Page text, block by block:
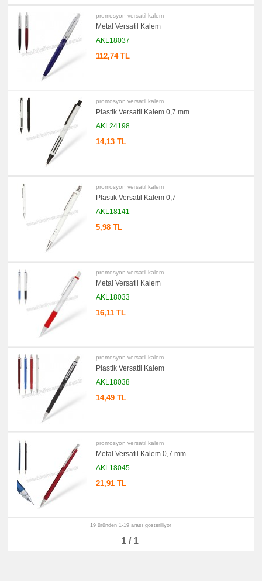
promosyon versatil kalem
Metal Versatil Kalem
AKL18037
112,74 TL
promosyon versatil kalem
Plastik Versatil Kalem 0,7 mm
AKL24198
14,13 TL
promosyon versatil kalem
Plastik Versatil Kalem 0,7
AKL18141
5,98 TL
promosyon versatil kalem
Metal Versatil Kalem
AKL18033
16,11 TL
promosyon versatil kalem
Plastik Versatil Kalem
AKL18038
14,49 TL
promosyon versatil kalem
Metal Versatil Kalem 0,7 mm
AKL18045
21,91 TL
19 üründen 1-19 arası gösteriliyor
1 / 1
promosyon
Yapışkan
Notluk
Not
Aksesuarları
promosyon
Diğer
Ürünler